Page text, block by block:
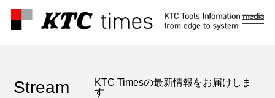
メ
Stream
KTC Timesの最新情報をお届けしま
す